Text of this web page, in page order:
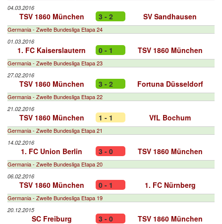
04.03.2016
TSV 1860 München 3 - 2 SV Sandhausen
Germania - Zweite Bundesliga Etapa 24
01.03.2016
1. FC Kaiserslautern 0 - 1 TSV 1860 München
Germania - Zweite Bundesliga Etapa 23
27.02.2016
TSV 1860 München 3 - 2 Fortuna Düsseldorf
Germania - Zweite Bundesliga Etapa 22
21.02.2016
TSV 1860 München 1 - 1 VfL Bochum
Germania - Zweite Bundesliga Etapa 21
14.02.2016
1. FC Union Berlin 3 - 0 TSV 1860 München
Germania - Zweite Bundesliga Etapa 20
06.02.2016
TSV 1860 München 0 - 1 1. FC Nürnberg
Germania - Zweite Bundesliga Etapa 19
20.12.2015
SC Freiburg 3 - 0 TSV 1860 München